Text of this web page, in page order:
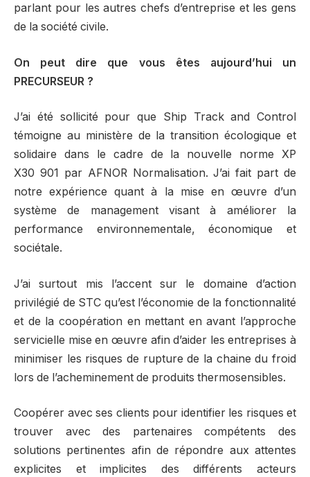
parlant pour les autres chefs d’entreprise et les gens
de la société civile.
On peut dire que vous êtes aujourd’hui un
PRECURSEUR ?
J’ai été sollicité pour que Ship Track and Control
témoigne au ministère de la transition écologique et
solidaire dans le cadre de la nouvelle norme XP
X30 901 par AFNOR Normalisation. J’ai fait part de
notre expérience quant à la mise en œuvre d’un
système de management visant à améliorer la
performance environnementale, économique et
sociétale.
J’ai surtout mis l’accent sur le domaine d’action
privilégié de STC qu’est l’économie de la fonctionnalité
et de la coopération en mettant en avant l’approche
servicielle mise en œuvre afin d’aider les entreprises à
minimiser les risques de rupture de la chaine du froid
lors de l’acheminement de produits thermosensibles.
Coopérer avec ses clients pour identifier les risques et
trouver avec des partenaires compétents des
solutions pertinentes afin de répondre aux attentes
explicites et implicites des différents acteurs